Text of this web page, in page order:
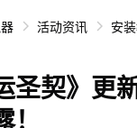
活动资讯 安
圣契》更